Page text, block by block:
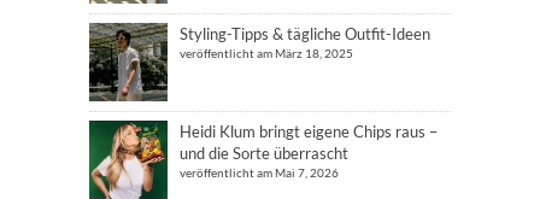
Styling-Tipps & tägliche Outfit-Ideen
veröffentlicht am März 18, 2025
Heidi Klum bringt eigene Chips raus –
und die Sorte überrascht
veröffentlicht am Mai 7, 2026